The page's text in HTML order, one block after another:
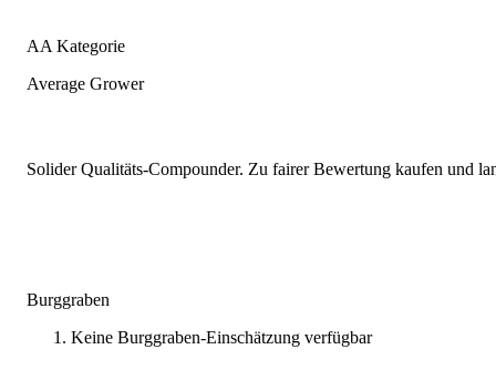
AA Kategorie
Average Grower
Solider Qualitäts-Compounder. Zu fairer Bewertung kaufen und
Burggraben
Keine Burggraben-Einschätzung verfügbar